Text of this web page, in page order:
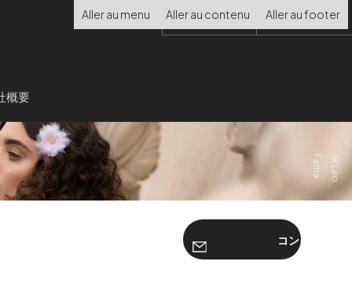
Aller au menu Aller au contenu Aller au footer
Choisir
la
概要
©
L
e
o
F
a
r
r
i
a